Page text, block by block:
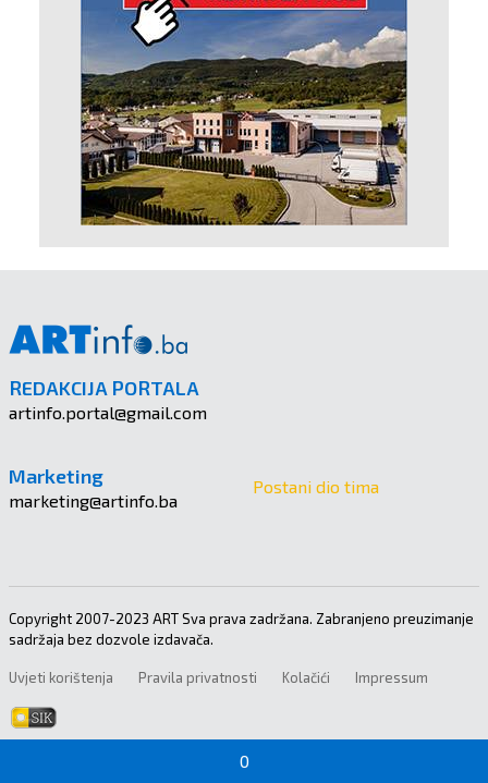
0
REDAKCIJA PORTALA
artinfo.portal@gmail.com
Marketing
marketing@artinfo.ba
Postani dio tima
Copyright 2007-2023 ART Sva prava zadržana. Zabranjeno preuzimanje
sadržaja bez dozvole izdavača.
Uvjeti korištenja Pravila privatnosti Kolačići Impressum